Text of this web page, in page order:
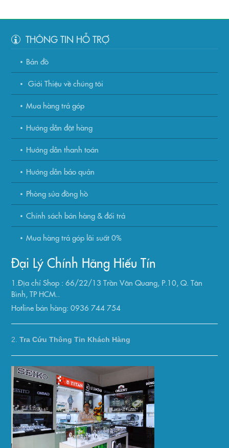
THÔNG TIN HỖ TRỢ
Bản đồ
Giới Thiệu về chúng tôi
Mua hàng trả góp
Hướng dẫn đặt hàng
Hướng dẫn thanh toán
Hướng dẫn bảo quản
Phòng sửa đồng hồ
Chính sách bán hàng & đổi trả
Mua hàng trả góp lãi suất 0%
Đại Lý Chính Hãng Hiếu Tín
1.Địa chỉ Shop : 66/22/13 Trần Văn Quang, P.10, Q. Tân
Bình, TP HCM..
Hotline bán hàng: 0936 744 754
2.Tra Cứu Thông Tin Khách Hàng